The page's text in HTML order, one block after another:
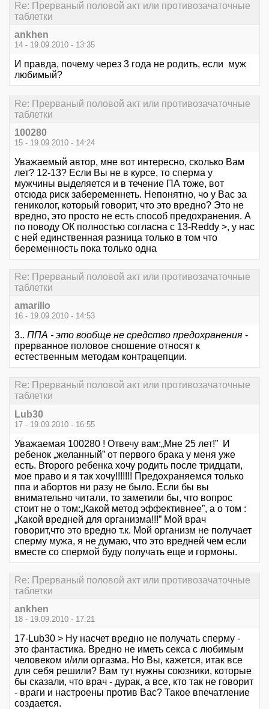
Re: Прерваный половой акт или противозачаточные
таблетки
ankhen
14 - 19.09.2010 - 13:35
И правда, почему через 3 года не родить, если муж
любимый?
Re: Прерваный половой акт или противозачаточные
таблетки
100280
15 - 19.09.2010 - 14:24
Уважаемый автор, мне вот интересно, сколько Вам
лет? 12-13? Если Вы не в курсе, то сперма у
мужчины выделяется и в течение ПА тоже, вот
отсюда риск забеременнеть. Непонятно, чо у Вас за
гениколог, который говорит, что это вредно? Это не
вредно, это просто не есть способ предохранения. А
по поводу ОК полностью согласна с 13-Reddy >, у нас
с ней единственная разница только в том что
беременность пока только одна
Re: Прерваный половой акт или противозачаточные
таблетки
amarillo
16 - 19.09.2010 - 14:53
3.. ППА - это вообще не средство предохранения -
прерванное половое сношение относят к
естественным методам контрацепции.
Re: Прерваный половой акт или противозачаточные
таблетки
Lub30
17 - 19.09.2010 - 16:55
Уважаемая 100280 ! Отвечу вам:„Мне 25 лет!” И
ребенок „желанный” от первого брака у меня уже
есть. Второго ребенка хочу родить после тридцати,
мое право и я так хочу!!!!!!! Предохраняемся только
ппа и абортов ни разу не было. Если бы вы
внимательно читали, то заметили бы, что вопрос
стоит не о том:„Какой метод эффективнее”, а о том :
„Какой вредней для организма!!!” Мой врач
говорит,что это вредно т.к. Мой организм не получает
сперму мужа, я не думаю, что это вредней чем если
вместе со спермой буду получать еще и гормоны.
Re: Прерваный половой акт или противозачаточные
таблетки
ankhen
18 - 19.09.2010 - 17:21
17-Lub30 > Ну насчет вредно не получать сперму -
это фантастика. Вредно не иметь секса с любимым
человеком и/или оргазма. Но Вы, кажется, итак все
для себя решили? Вам тут нужны союзники, которые
бы сказали, что врач - дурак, а все, кто так не говорит
- враги и настроены против Вас? Такое впечатление
создается.